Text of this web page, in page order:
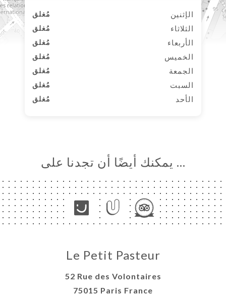
الإثنين مُغلق
الثلاثاء مُغلق
الأربعاء مُغلق
الخميس مُغلق
الجمعة مُغلق
السبت مُغلق
الأحد مُغلق
… يمكنك أيضًا أن تجدنا على
Le Petit Pasteur
52 Rue des Volontaires
75015 Paris France